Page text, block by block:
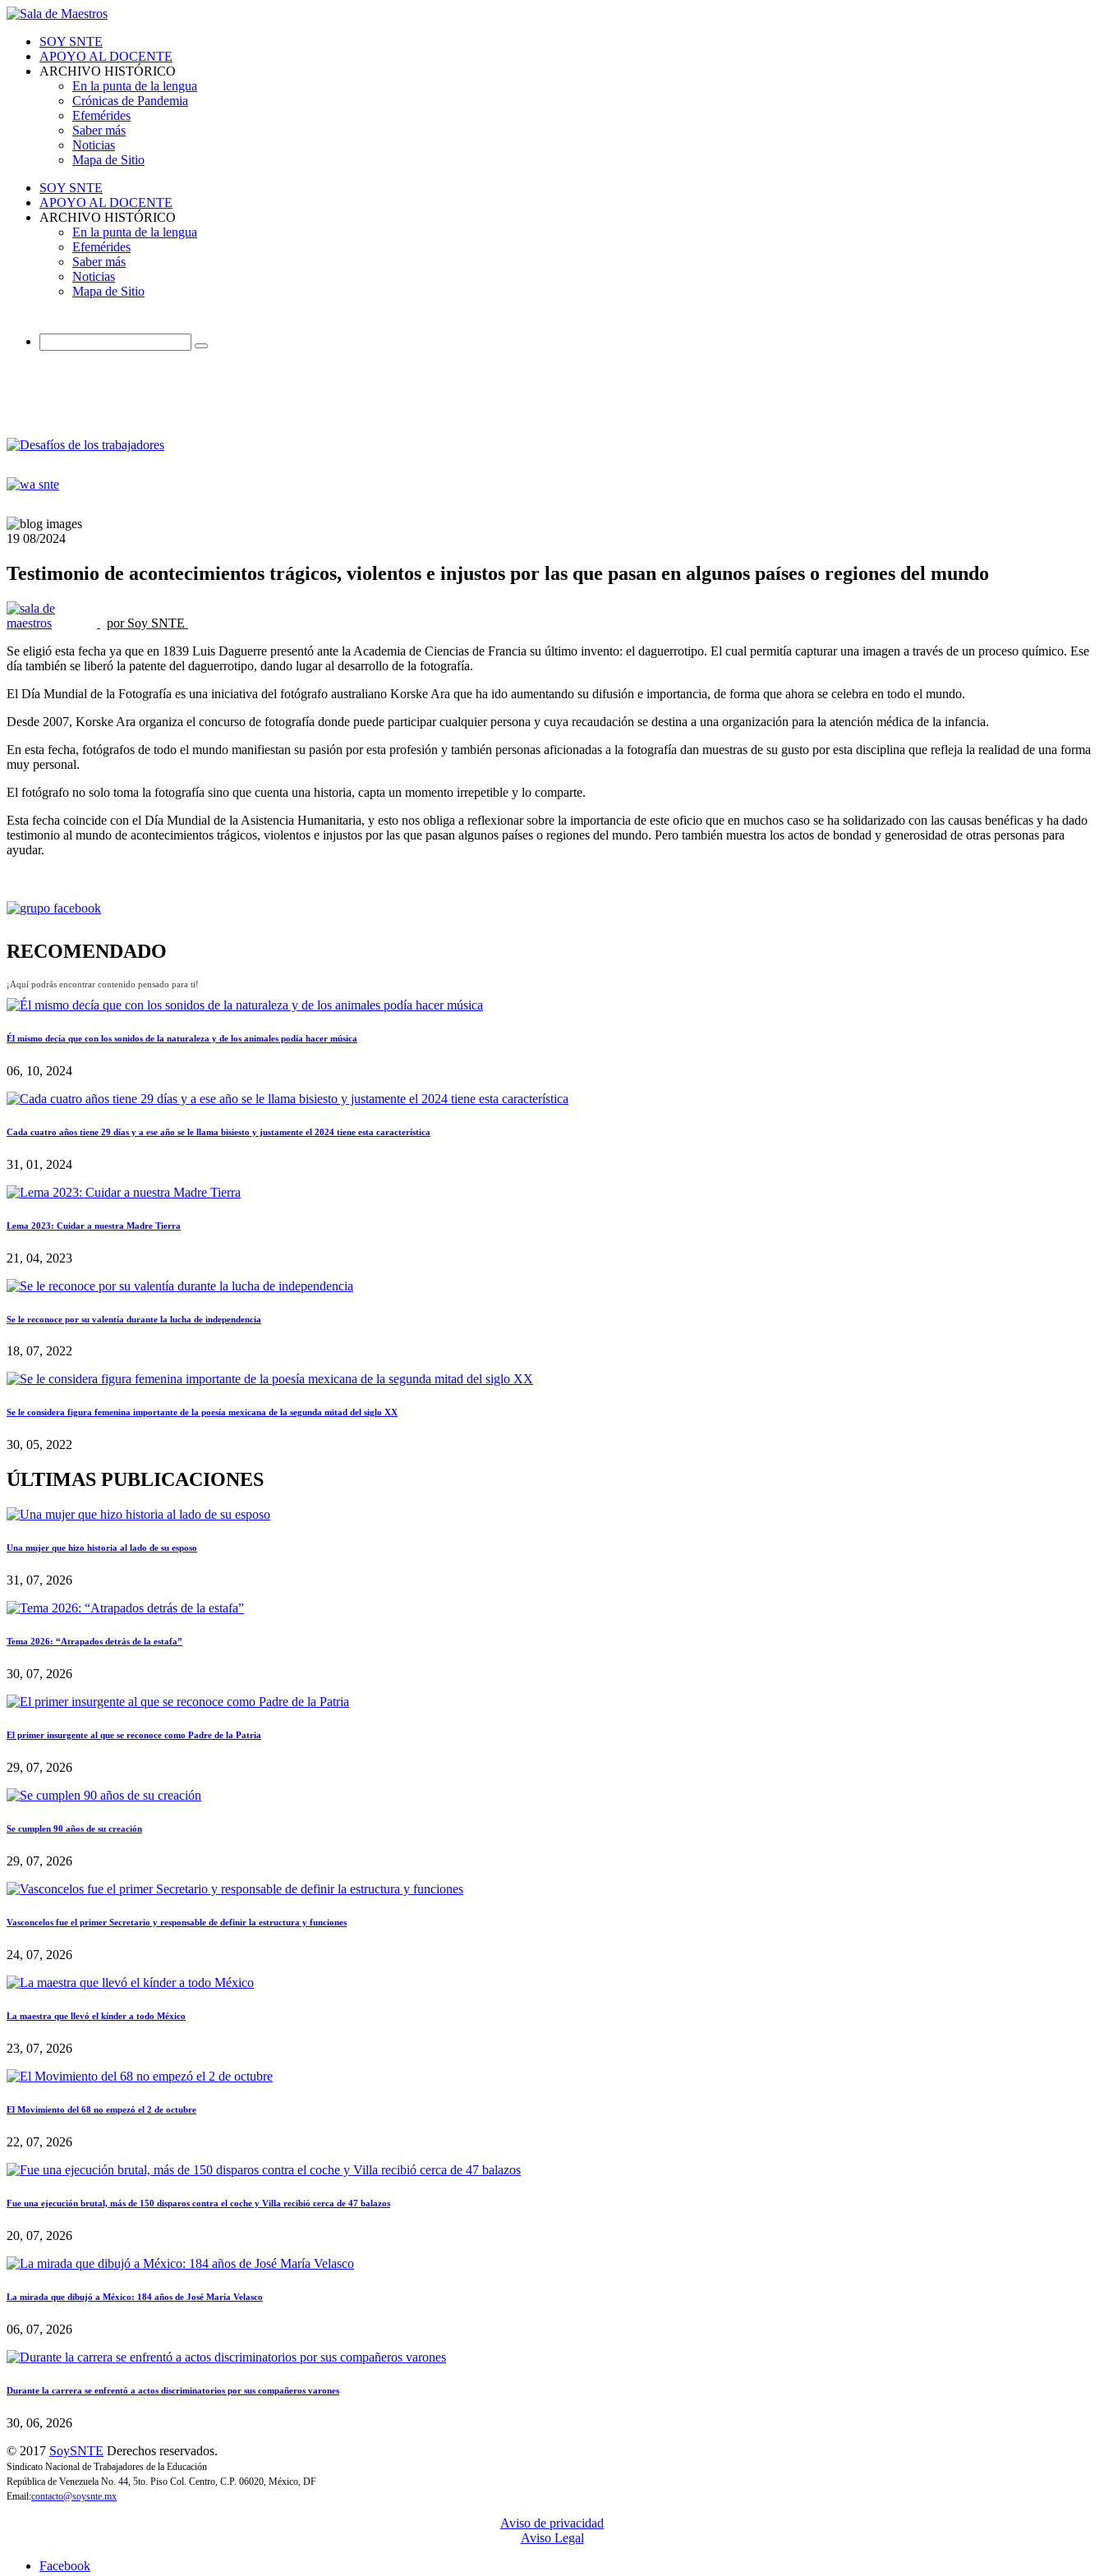
SOY SNTE
APOYO AL DOCENTE
ARCHIVO HISTÓRICO
En la punta de la lengua
Crónicas de Pandemia
Efemérides
Saber más
Noticias
Mapa de Sitio
SOY SNTE
APOYO AL DOCENTE
ARCHIVO HISTÓRICO
En la punta de la lengua
Efemérides
Saber más
Noticias
Mapa de Sitio
19 08/2024
Testimonio de acontecimientos trágicos, violentos e injustos por las que pasan en algunos países o regiones del mundo
por Soy SNTE
Se eligió esta fecha ya que en 1839 Luis Daguerre presentó ante la Academia de Ciencias de Francia su último invento: el daguerrotipo. El cual permitía capturar una imagen a través de un proceso químico. Ese
día también se liberó la patente del daguerrotipo, dando lugar al desarrollo de la fotografía.
El Día Mundial de la Fotografía es una iniciativa del fotógrafo australiano Korske Ara que ha ido aumentando su difusión e importancia, de forma que ahora se celebra en todo el mundo.
Desde 2007, Korske Ara organiza el concurso de fotografía donde puede participar cualquier persona y cuya recaudación se destina a una organización para la atención médica de la infancia.
En esta fecha, fotógrafos de todo el mundo manifiestan su pasión por esta profesión y también personas aficionadas a la fotografía dan muestras de su gusto por esta disciplina que refleja la realidad de una forma
muy personal.
El fotógrafo no solo toma la fotografía sino que cuenta una historia, capta un momento irrepetible y lo comparte.
Esta fecha coincide con el Día Mundial de la Asistencia Humanitaria, y esto nos obliga a reflexionar sobre la importancia de este oficio que en muchos caso se ha solidarizado con las causas benéficas y ha dado
testimonio al mundo de acontecimientos trágicos, violentos e injustos por las que pasan algunos países o regiones del mundo. Pero también muestra los actos de bondad y generosidad de otras personas para
ayudar.
RECOMENDADO
¡Aquí podrás encontrar contenido pensado para ti!
Él mismo decía que con los sonidos de la naturaleza y de los animales podía hacer música
06, 10, 2024
Cada cuatro años tiene 29 días y a ese año se le llama bisiesto y justamente el 2024 tiene esta característica
31, 01, 2024
Lema 2023: Cuidar a nuestra Madre Tierra
21, 04, 2023
Se le reconoce por su valentía durante la lucha de independencia
18, 07, 2022
Se le considera figura femenina importante de la poesía mexicana de la segunda mitad del siglo XX
30, 05, 2022
ÚLTIMAS PUBLICACIONES
Una mujer que hizo historia al lado de su esposo
31, 07, 2026
Tema 2026: “Atrapados detrás de la estafa”
30, 07, 2026
El primer insurgente al que se reconoce como Padre de la Patria
29, 07, 2026
Se cumplen 90 años de su creación
29, 07, 2026
Vasconcelos fue el primer Secretario y responsable de definir la estructura y funciones
24, 07, 2026
La maestra que llevó el kínder a todo México
23, 07, 2026
El Movimiento del 68 no empezó el 2 de octubre
22, 07, 2026
Fue una ejecución brutal, más de 150 disparos contra el coche y Villa recibió cerca de 47 balazos
20, 07, 2026
La mirada que dibujó a México: 184 años de José María Velasco
06, 07, 2026
Durante la carrera se enfrentó a actos discriminatorios por sus compañeros varones
30, 06, 2026
© 2017 SoySNTE Derechos reservados.
Sindicato Nacional de Trabajadores de la Educación
República de Venezuela No. 44, 5to. Piso Col. Centro, C.P. 06020, México, DF
Email:contacto@soysnte.mx
Aviso de privacidad
Aviso Legal
Facebook